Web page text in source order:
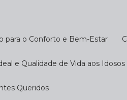
para o Conforto e Bem-Estar
e Qualidade de Vida aos Idosos
Queridos